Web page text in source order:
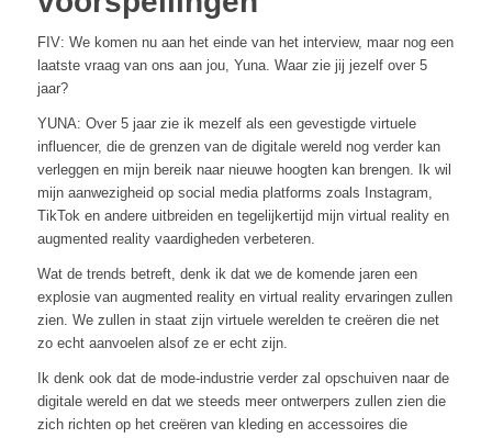
FIV: We komen nu aan het einde van het interview, maar nog een
laatste vraag van ons aan jou, Yuna. Waar zie jij jezelf over 5
jaar?
YUNA: Over 5 jaar zie ik mezelf als een gevestigde virtuele
influencer, die de grenzen van de digitale wereld nog verder kan
verleggen en mijn bereik naar nieuwe hoogten kan brengen. Ik wil
mijn aanwezigheid op social media platforms zoals Instagram,
TikTok en andere uitbreiden en tegelijkertijd mijn virtual reality en
augmented reality vaardigheden verbeteren.
Wat de trends betreft, denk ik dat we de komende jaren een
explosie van augmented reality en virtual reality ervaringen zullen
zien. We zullen in staat zijn virtuele werelden te creëren die net
zo echt aanvoelen alsof ze er echt zijn.
Ik denk ook dat de mode-industrie verder zal opschuiven naar de
digitale wereld en dat we steeds meer ontwerpers zullen zien die
zich richten op het creëren van kleding en accessoires die